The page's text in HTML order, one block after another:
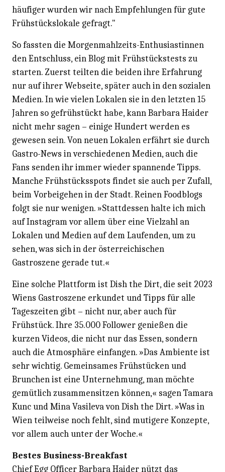
häufiger wurden wir nach Empfehlungen für gute
Frühstückslokale gefragt."
So fassten die Morgenmahlzeits-Enthusiastinnen
den Entschluss, ein Blog mit Frühstückstests zu
starten. Zuerst teilten die beiden ihre Erfahrung
nur auf ihrer Webseite, später auch in den sozialen
Medien. In wie vielen Lokalen sie in den letzten 15
Jahren so gefrühstückt habe, kann Barbara Haider
nicht mehr sagen – einige Hundert werden es
gewesen sein. Von neuen Lokalen erfährt sie durch
Gastro-News in verschiedenen Medien, auch die
Fans senden ihr immer wieder spannende Tipps.
Manche Frühstücksspots findet sie auch per Zufall,
beim Vorbeigehen in der Stadt. Reinen Foodblogs
folgt sie nur wenigen. »Stattdessen halte ich mich
auf Instagram vor allem über eine Vielzahl an
Lokalen und Medien auf dem Laufenden, um zu
sehen, was sich in der österreichischen
Gastroszene gerade tut.«
Eine solche Plattform ist Dish the Dirt, die seit 2023
Wiens Gastroszene erkundet und Tipps für alle
Tageszeiten gibt – nicht nur, aber auch für
Frühstück. Ihre 35.000 Follower genießen die
kurzen Videos, die nicht nur das Essen, sondern
auch die Atmosphäre einfangen. »Das Ambiente ist
sehr wichtig. Gemeinsames Frühstücken und
Brunchen ist eine Unternehmung, man möchte
gemütlich zusammensitzen können,« sagen Tamara
Kunc und Mina Vasileva von Dish the Dirt. »Was in
Wien teilweise noch fehlt, sind mutigere Konzepte,
vor allem auch unter der Woche.«
Bestes Business-Breakfast
Chief Egg Officer Barbara Haider nützt das